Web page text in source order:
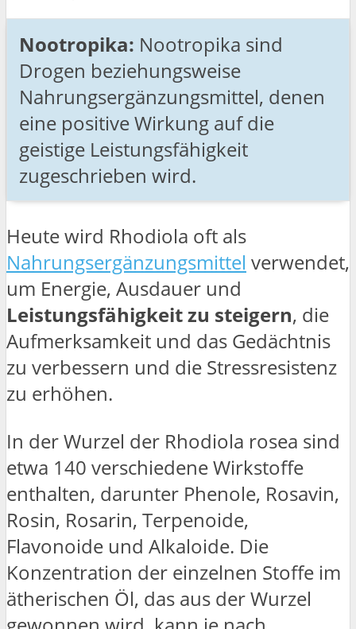
Nootropika: Nootropika sind
Drogen beziehungsweise
Nahrungsergänzungsmittel, denen
eine positive Wirkung auf die
geistige Leistungsfähigkeit
zugeschrieben wird.
Heute wird Rhodiola oft als
Nahrungsergänzungsmittel verwendet,
um Energie, Ausdauer und
Leistungsfähigkeit zu steigern, die
Aufmerksamkeit und das Gedächtnis
zu verbessern und die Stressresistenz
zu erhöhen.
In der Wurzel der Rhodiola rosea sind
etwa 140 verschiedene Wirkstoffe
enthalten, darunter Phenole, Rosavin,
Rosin, Rosarin, Terpenoide,
Flavonoide und Alkaloide. Die
Konzentration der einzelnen Stoffe im
ätherischen Öl, das aus der Wurzel